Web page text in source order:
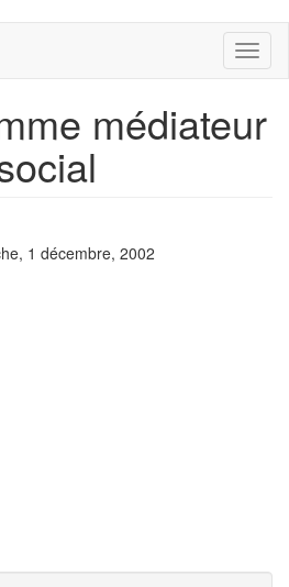
médiateur
1 décembre, 2002